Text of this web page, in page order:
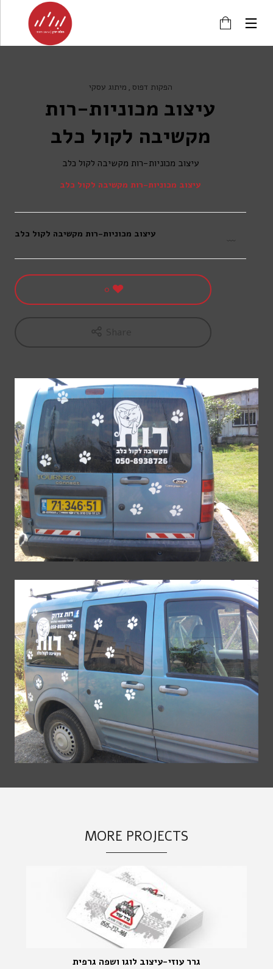
הפקות דפוס מיתוג עסקי
עיצוב מכוניות-רות
מקשיבה לקול כלב
עיצוב מכוניות-רות מקשיבה לקול כלב
עיצוב מכוניות-רות מקשיבה לקול כלב
עיצוב מכוניות-רות מקשיבה לקול כלב
0
MORE PROJECTS
גרר עוזי-עיצוב לוגו ושפה גרפית